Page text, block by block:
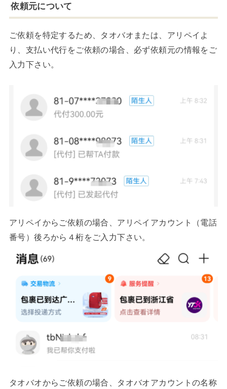
依頼元について
ご依頼を特定するため、タオバオまたは、アリペイよ
り、支払い代行をご依頼の場合、必ず依頼元の情報をご
入力下さい。
アリペイからご依頼の場合、アリペイアカウント（電話
番号）後ろから４桁をご入力下さい。
タオバオからご依頼の場合、タオバオアカウントの名称